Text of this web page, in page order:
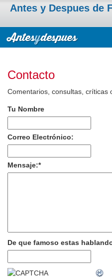
Antes y Despues de
Contacto
Comentarios, consultas, críticas
Tu Nombre
Correo Electrónico:
Mensaje:*
De que famoso estas